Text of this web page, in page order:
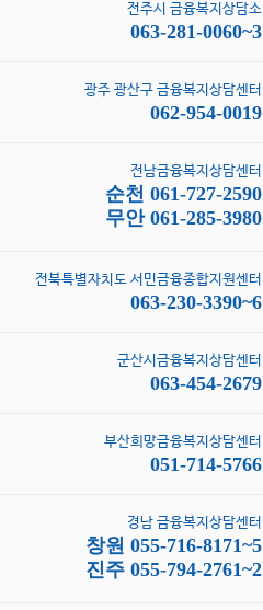
전주시 금융복지상담소
063-281-0060~3
광주 광산구 금융복지상담센터
062-954-0019
전남금융복지상담센터
순천 061-727-2590
무안 061-285-3980
전북특별자치도 서민금융종합지원센터
063-230-3390~6
군산시금융복지상담센터
063-454-2679
부산희망금융복지상담센터
051-714-5766
경남 금융복지상담센터
창원 055-716-8171~5
진주 055-794-2761~2